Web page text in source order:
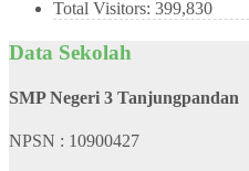
Total Visitors: 399,830
Data Sekolah
SMP Negeri 3 Tanjungpandan
NPSN : 10900427